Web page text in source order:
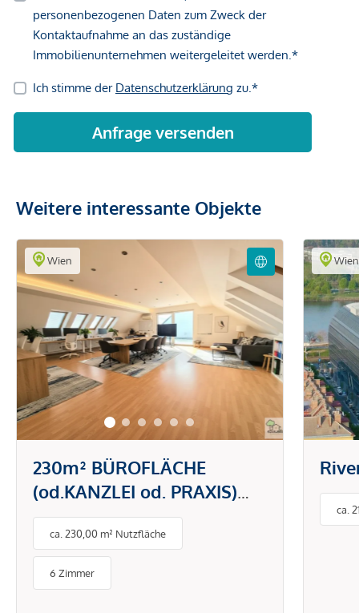
Weitere interessante Objekte
Wien
230m² BÜROFLÄCHE
(od.KANZLEI od. PRAXIS)
MIT 2 TERRASSEN--
NETTOMIETE EUR 2800,-
INKL. HEIZKOSTEN und BK
ca. 230,00 m² Nutzfläche
6 Zimmer
Wien
ca.